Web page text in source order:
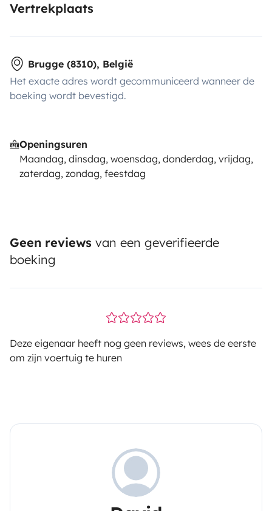
Vertrekplaats
Brugge (8310), België
Het exacte adres wordt gecommuniceerd wanneer de
boeking wordt bevestigd.
Openingsuren
Maandag, dinsdag, woensdag, donderdag, vrijdag,
zaterdag, zondag, feestdag
Geen reviews van een geverifieerde
boeking
Deze eigenaar heeft nog geen reviews, wees de eerste
om zijn voertuig te huren